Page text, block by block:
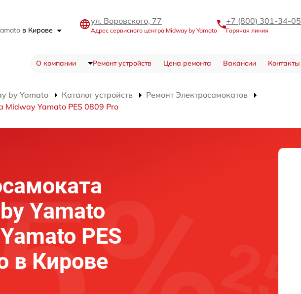
в Кирове
ул. Воровского, 77
Адрес сервисного центра Midway by Yamato
+7 (800) 301-34-05
Горячая линия
О компании Ремонт устройств Цена ремонта Вакансии Контакты
by Yamato Каталог устройств
Ремонт Электросамокатов
Midway Yamato PES 0809 Pro
Yamato
PES
в Кирове